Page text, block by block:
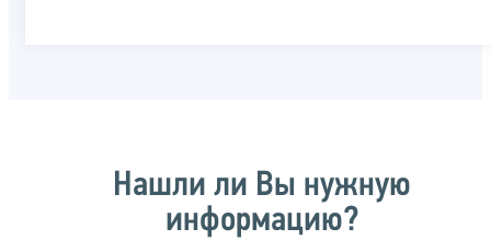
Нашли ли Вы нужную
информацию?